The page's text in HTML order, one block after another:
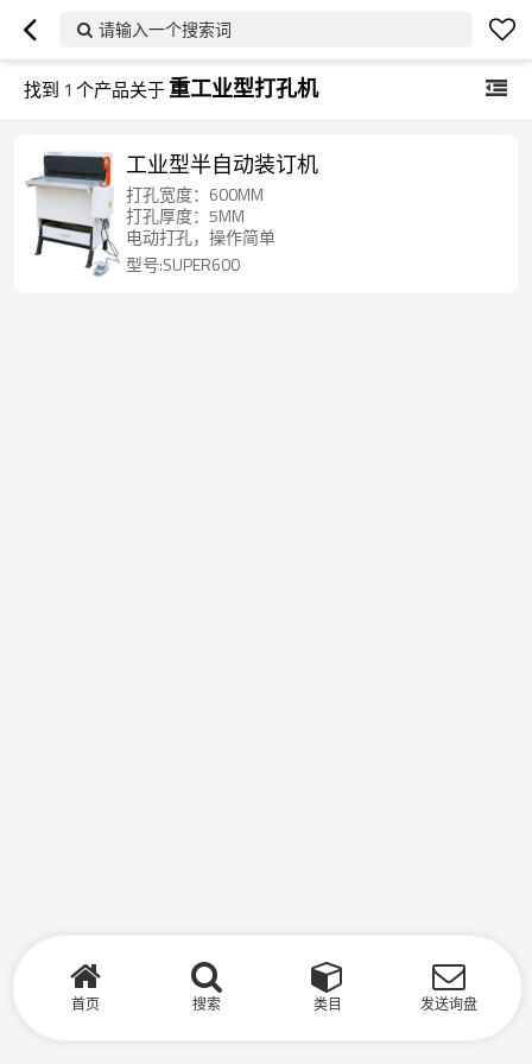
请输入一个搜索词
找到 1 个产品关于重工业型打孔机
工业型半自动装订机
打孔宽度：600MM
打孔厚度：5MM
电动打孔，操作简单
型号:SUPER600
首页 搜索 类目 发送询盘